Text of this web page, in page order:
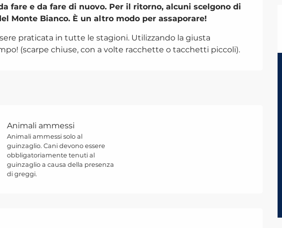
fare e da fare di nuovo. Per il ritorno, alcuni scelgono di
Monte Bianco. È un altro modo per assaporare!
praticata in tutte le stagioni. Utilizzando la giusta
(scarpe chiuse, con a volte racchette o tacchetti piccoli).
Animali ammessi
Animali ammessi solo al
guinzaglio. Cani devono essere
obbligatoriamente tenuti al
guinzaglio a causa della presenza
di greggi.